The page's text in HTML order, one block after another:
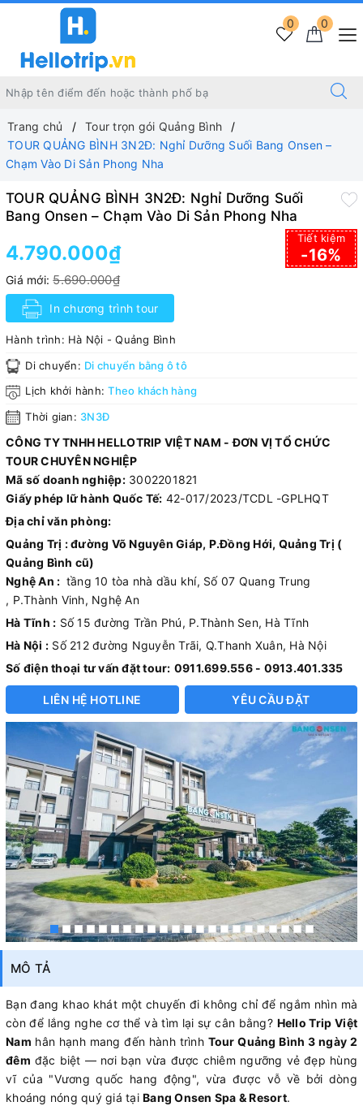
0
0
Trang chủ
Tour trọn gói Quảng Bình
TOUR QUẢNG BÌNH 3N2Đ: Nghỉ Dưỡng Suối Bang Onsen –
Chạm Vào Di Sản Phong Nha
MÔ TẢ
Bạn đang khao khát một chuyến đi không chỉ để ngắm nhìn mà
còn để lắng nghe cơ thể và tìm lại sự cân bằng? Hello Trip Việt
Nam hân hạnh mang đến hành trình Tour Quảng Bình 3 ngày 2
đêm đặc biệt — nơi bạn vừa được chiêm ngưỡng vẻ đẹp hùng
vĩ của "Vương quốc hang động", vừa được vỗ về bởi dòng
khoáng nóng quý giá tại Bang Onsen Spa & Resort.
TOUR QUẢNG BÌNH 3N2Đ: Nghỉ Dưỡng Suối
Bang Onsen – Chạm Vào Di Sản Phong Nha
4.790.000₫
Giá mới:5.690.000₫
Tiết kiệm
-16%
In chương trình tour
Hành trình: Hà Nội - Quảng Bình
Di chuyển: Di chuyển bằng ô tô
Lịch khởi hành:Theo khách hàng
Thời gian: 3N3Đ
CÔNG TY TNHH HELLOTRIP VIỆT NAM - ĐƠN VỊ TỔ CHỨC
TOUR CHUYÊN NGHIỆP
Mã số doanh nghiệp:3002201821
Giấy phép lữ hành Quốc Tế: 42-017/2023/TCDL -GPLHQT
Địa chỉ văn phòng:
Quảng Trị : đường Võ Nguyên Giáp, P.Đồng Hới, Quảng Trị (
Quảng Bình cũ)
Nghệ An : tầng 10 tòa nhà dầu khí, Số 07 Quang Trung
, P.Thành Vinh, Nghệ An
Hà Tĩnh : Số 15 đường Trần Phú, P.Thành Sen, Hà Tĩnh
Hà Nội : Số 212 đường Nguyễn Trãi, Q.Thanh Xuân, Hà Nội
Số điện thoại tư vấn đặt tour: 0911.699.556 - 0913.401.335
LIÊN HỆ HOTLINE YÊU CẦU ĐẶT